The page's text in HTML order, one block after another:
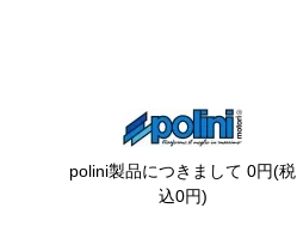
polini製品につきまして 0円(税
込0円)